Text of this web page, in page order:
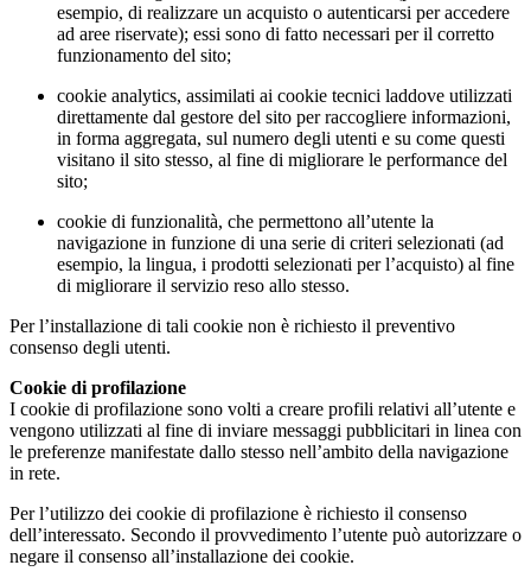
esempio, di realizzare un acquisto o autenticarsi per accedere
ad aree riservate); essi sono di fatto necessari per il corretto
funzionamento del sito;
cookie analytics, assimilati ai cookie tecnici laddove utilizzati
direttamente dal gestore del sito per raccogliere informazioni,
in forma aggregata, sul numero degli utenti e su come questi
visitano il sito stesso, al fine di migliorare le performance del
sito;
cookie di funzionalità, che permettono all’utente la
navigazione in funzione di una serie di criteri selezionati (ad
esempio, la lingua, i prodotti selezionati per l’acquisto) al fine
di migliorare il servizio reso allo stesso.
Per l’installazione di tali cookie non è richiesto il preventivo
consenso degli utenti.
Cookie di profilazione
I cookie di profilazione sono volti a creare profili relativi all’utente e
vengono utilizzati al fine di inviare messaggi pubblicitari in linea con
le preferenze manifestate dallo stesso nell’ambito della navigazione
in rete.
Per l’utilizzo dei cookie di profilazione è richiesto il consenso
dell’interessato. Secondo il provvedimento l’utente può autorizzare o
negare il consenso all’installazione dei cookie.